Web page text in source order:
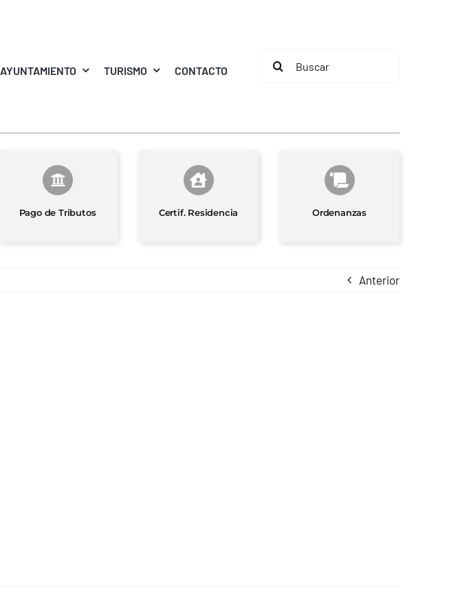
AYUNTAMIENTO TURISMO CONTACTO
Buscar:
Pago de Tributos Certif. Residencia Ordenanzas
Anterior